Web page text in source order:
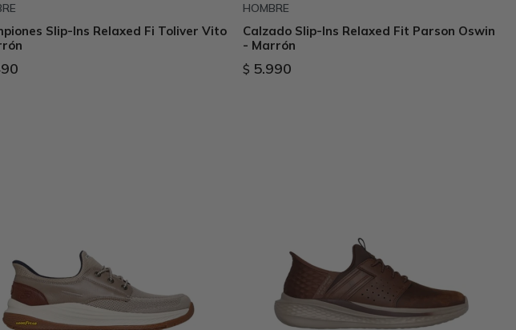
Slip-Ins Relaxed Fi Toliver Vito
HOMBRE
Calzado Slip-Ins Relaxed Fit Parson Oswin
- Marrón
$ 5.990